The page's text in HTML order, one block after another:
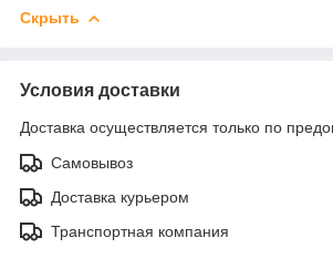
Скрыть
Условия доставки
Доставка осуществляется только по
Самовывоз
Доставка курьером
Транспортная компания